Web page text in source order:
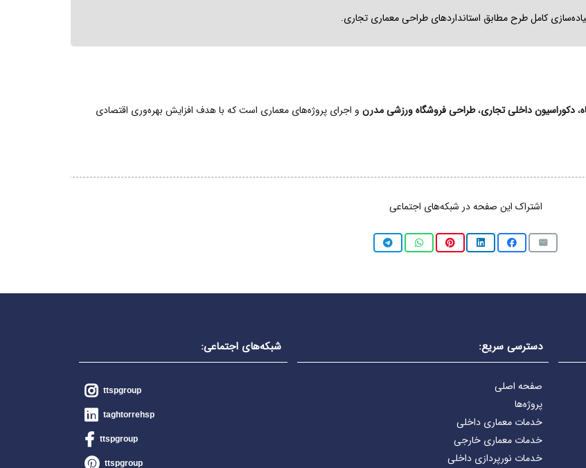
کامل طرح مطابق استانداردهای طراحی معماری تجاری.
،دکوراسیون داخلی تجاری،طراحی فروشگاه ورزشی مدرن و اجرای پروژه‌های معماری است که با هدف افزایش بهره‌وری اقتصادی
اشتراک این صفحه در شبکه‌های اجتماعی
دسترسی سریع:
صفحه اصلی
پروژه‌ها
خدمات معماری داخلی
خدمات معماری خارجی
خدمات نورپردازی داخلی
شبکه‌های اجتماعی:
ttspgroup
taghtorrehsp
ttspgroup
ttspgroup